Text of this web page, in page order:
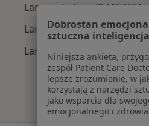
Laryngolodzy z JP MEDICA
Laryngolodzy z Allianz w
Laryngolodzy z PZU
Dobrostan
sztuczna inteligencja
Niniejsza ankieta,
zespół Patient Care
lepsze zrozumienie, w
korzystają z narzędzi
jako wsparcia dla
emocjonalnego i